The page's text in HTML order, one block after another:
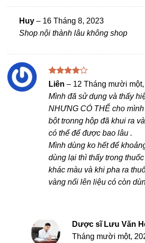
Huy – 16 Tháng 8, 2023
Shop nội thành lâu không shop
Được
45 sao
Liên – 12 Tháng mười
Mình đã sử dụng và thấy
NHƯNG CÓ THỂ cho
bột tronng hộp đã khui ra
có thể để được bao lâu .
Mình dùng ko hết để
dùng lại thì thấy trong
khác màu và khi pha ra
vàng nổi lên liệu có còn
Dược sĩ Lưu Văn
Tháng mười một,